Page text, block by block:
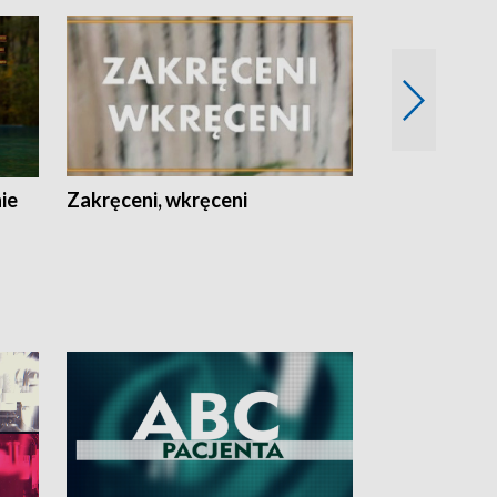
Zakręceni, wkręceni